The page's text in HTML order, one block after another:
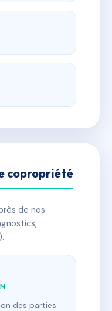
copropriété
de nos
des parties